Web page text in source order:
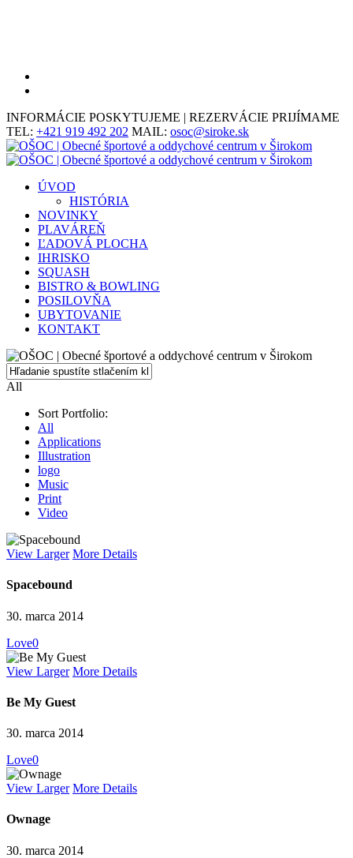
INFORMÁCIE POSKYTUJEME | REZERVÁCIE PRIJÍMAME
TEL: +421 919 492 202 MAIL: osoc@siroke.sk
Menu
ÚVOD
HISTÓRIA
NOVINKY
PLAVÁREŇ
ĽADOVÁ PLOCHA
IHRISKO
SQUASH
BISTRO & BOWLING
POSILOVŇA
UBYTOVANIE
KONTAKT
Close
All
Sort Portfolio:
All
Applications
Illustration
logo
Music
Print
Video
View Larger More Details
Spacebound
30. marca 2014
Love0
View Larger More Details
Be My Guest
30. marca 2014
Love0
View Larger More Details
Ownage
30. marca 2014